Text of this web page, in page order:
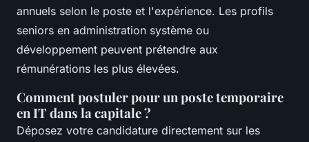
annuels selon le poste et l'expérience. Les profils
seniors en administration système ou
développement peuvent prétendre aux
rémunérations les plus élevées.
Comment postuler pour un poste temporaire
en IT dans la capitale ?
Déposez votre candidature directement sur les